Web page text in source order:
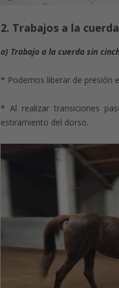
2. Trabajos a la
a) Trabajo a la cuerda sin
* Podemos liberar de presión
* Al realizar transiciones
estiramiento del dorso.